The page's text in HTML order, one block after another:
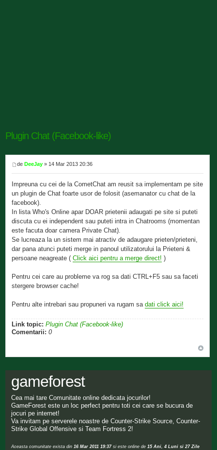
Plugin Chat (Facebook-like)
deDeeJay » 14 Mar 2013 20:36
Impreuna cu cei de la CometChat am reusit sa implementam pe site
un plugin de Chat foarte usor de folosit (asemanator cu chat de la
facebook).
In lista Who's Online apar DOAR prietenii adaugati pe site si puteti
discuta cu ei independent sau puteti intra in Chatrooms (momentan
este facuta doar camera Private Chat).
Se lucreaza la un sistem mai atractiv de adaugare prieten/prieteni,
dar pana atunci puteti merge in panoul utilizatorului la Prieteni &
persoane neagreate (Click aici pentru a merge direct! )
Pentru cei care au probleme va rog sa dati CTRL+F5 sau sa faceti
stergere browser cache!
Pentru alte intrebari sau propuneri va rugam sadati click aici!
Link topic: Plugin Chat (Facebook-like)
Comentarii: 0
gameforest
Cea mai tare Comunitate online dedicata jocurilor!
GameForest este un loc perfect pentru toti cei care se bucura de
jocuri pe internet!
Va invitam pe serverele noastre de Counter-Strike Source, Counter-
Strike Global Offensive si Team Fortress 2!
Aceasta comunitate exista din16 Mar 2011 19:37si este online de15 Ani, 4 Luni si 27 Zile